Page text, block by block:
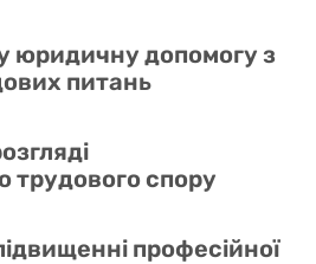
юридичну допомогу з
питань
трудового спору
професійної